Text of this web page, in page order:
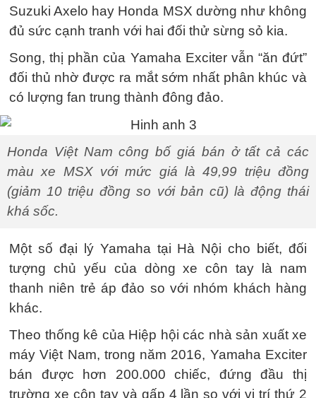
Suzuki Axelo hay Honda MSX dường như không
đủ sức cạnh tranh với hai đối thử sừng sỏ kia.
Song, thị phần của Yamaha Exciter vẫn “ăn đứt”
đối thủ nhờ được ra mắt sớm nhất phân khúc và
có lượng fan trung thành đông đảo.
Honda Việt Nam công bố giá bán ở tất cả các
màu xe MSX với mức giá là 49,99 triệu đồng
(giảm 10 triệu đồng so với bản cũ) là động thái
khá sốc.
Một số đại lý Yamaha tại Hà Nội cho biết, đối
tượng chủ yếu của dòng xe côn tay là nam
thanh niên trẻ áp đảo so với nhóm khách hàng
khác.
Theo thống kê của Hiệp hội các nhà sản xuất xe
máy Việt Nam, trong năm 2016, Yamaha Exciter
bán được hơn 200.000 chiếc, đứng đầu thị
trường xe côn tay và gấp 4 lần so với vị trí thứ 2